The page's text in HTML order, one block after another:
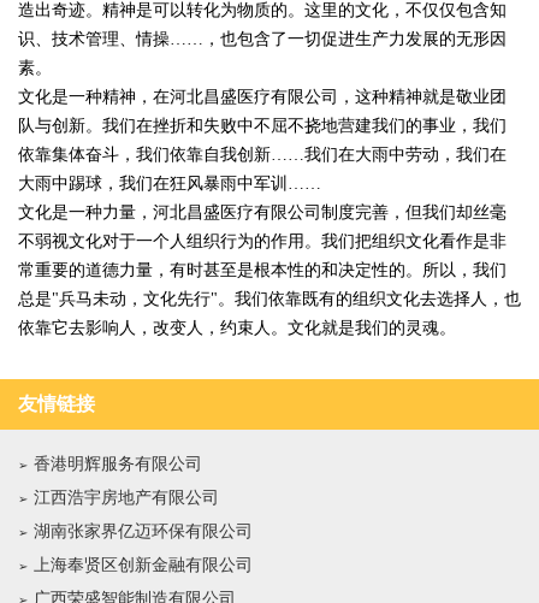
造出奇迹。精神是可以转化为物质的。这里的文化，不仅仅包含知
识、技术管理、情操……，也包含了一切促进生产力发展的无形因
素。
文化是一种精神，在河北昌盛医疗有限公司，这种精神就是敬业团
队与创新。我们在挫折和失败中不屈不挠地营建我们的事业，我们
依靠集体奋斗，我们依靠自我创新……我们在大雨中劳动，我们在
大雨中踢球，我们在狂风暴雨中军训……
文化是一种力量，河北昌盛医疗有限公司制度完善，但我们却丝毫
不弱视文化对于一个人组织行为的作用。我们把组织文化看作是非
常重要的道德力量，有时甚至是根本性的和决定性的。所以，我们
总是"兵马未动，文化先行"。我们依靠既有的组织文化去选择人，也
依靠它去影响人，改变人，约束人。文化就是我们的灵魂。
友情链接
香港明辉服务有限公司
江西浩宇房地产有限公司
湖南张家界亿迈环保有限公司
上海奉贤区创新金融有限公司
广西荣盛智能制造有限公司